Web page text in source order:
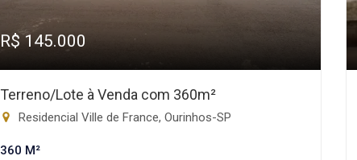
R$ 145.000
Terreno/Lote à Venda com 360m²
Residencial Ville de France, Ourinhos-SP
360 M²